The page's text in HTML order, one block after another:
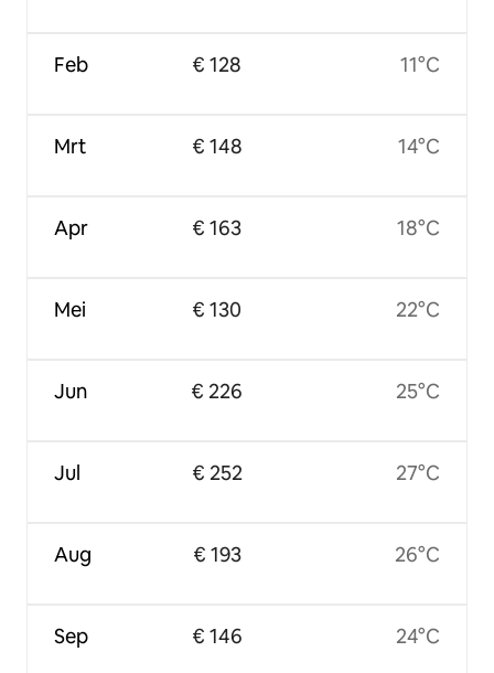
Feb
Mrt
Apr
Mei
Jun
Jul
Aug
Sep
€ 128
€ 148
€ 163
€ 130
€ 226
€ 252
€ 193
€ 146
11°C
14°C
18°C
22°C
25°C
27°C
26°C
24°C